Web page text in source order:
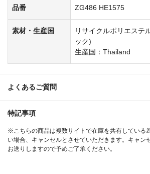
品番 ZG486 HE1575
素材・生産国
リサイクルポリエステ
ック)
生産国：Thailand
よくあるご質問
特記事項
※こちらの商品は複数サイトで在庫を共有している
い場合、キャンセルとさせていただきます。キャン
お送りしますので予めご了承ください。